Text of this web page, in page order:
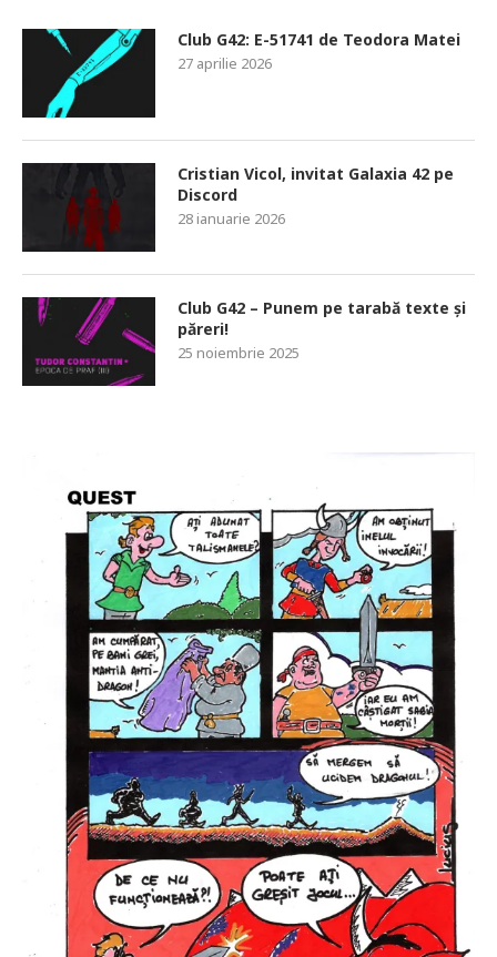
Club G42: E-51741 de Teodora Matei
27 aprilie 2026
Cristian Vicol, invitat Galaxia 42 pe
Discord
28 ianuarie 2026
Club G42 – Punem pe tarabă texte și
păreri!
25 noiembrie 2025